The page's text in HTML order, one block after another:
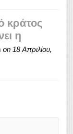
κράτος
η
on 18 Απριλίου,